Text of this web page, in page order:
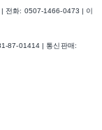
전화: 0507-1466-0473 | 이
87-01414 | 통신판매: